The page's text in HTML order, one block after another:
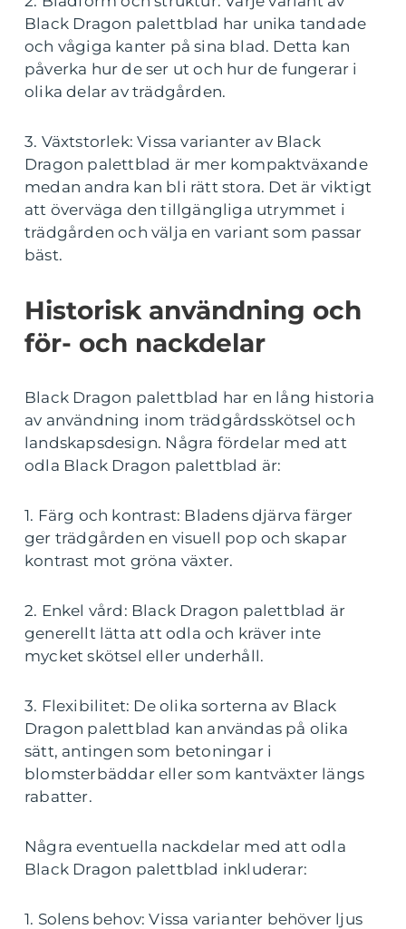
Black Dragon palettblad har unika tandade
och vågiga kanter på sina blad. Detta kan
påverka hur de ser ut och hur de fungerar i
olika delar av trädgården.
3. Växtstorlek: Vissa varianter av Black
Dragon palettblad är mer kompaktväxande
medan andra kan bli rätt stora. Det är viktigt
att överväga den tillgängliga utrymmet i
trädgården och välja en variant som passar
bäst.
Historisk användning och
för- och nackdelar
Black Dragon palettblad har en lång historia
av användning inom trädgårdsskötsel och
landskapsdesign. Några fördelar med att
odla Black Dragon palettblad är:
1. Färg och kontrast: Bladens djärva färger
ger trädgården en visuell pop och skapar
kontrast mot gröna växter.
2. Enkel vård: Black Dragon palettblad är
generellt lätta att odla och kräver inte
mycket skötsel eller underhåll.
3. Flexibilitet: De olika sorterna av Black
Dragon palettblad kan användas på olika
sätt, antingen som betoningar i
blomsterbäddar eller som kantväxter längs
rabatter.
Några eventuella nackdelar med att odla
Black Dragon palettblad inkluderar:
1. Solens behov: Vissa varianter behöver ljus